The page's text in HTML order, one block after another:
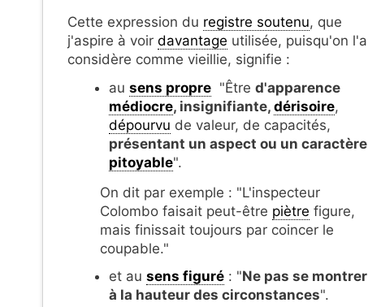
Cette expression du registre soutenu, que
j'aspire à voir davantage utilisée, puisqu'on l'a
considère comme vieillie, signifie :
au sens propre "Être d'apparence
médiocre, insignifiante, dérisoire,
dépourvu de valeur, de capacités,
présentant un aspect ou un caractère
pitoyable".
On dit par exemple : "L'inspecteur
Colombo faisait peut-être piètre figure,
mais finissait toujours par coincer le
coupable."
et au sens figuré : "Ne pas se montrer
à la hauteur des circonstances".